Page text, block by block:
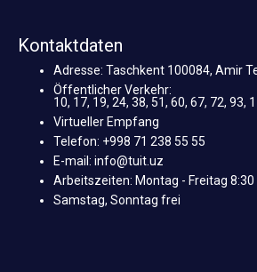
Kontaktdaten
Adresse: Taschkent 100084, Amir
Öffentlicher Verkehr:
10, 17, 19, 24, 38, 51, 60, 67, 72, 93,
Virtueller Empfang
Telefon: +998 71 238 55 55
E-mail: info@tuit.uz
Arbeitszeiten: Montag - Freitag 8:30
Samstag, Sonntag frei